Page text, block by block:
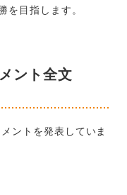
を目指します。
ント全文
ントを発表していま